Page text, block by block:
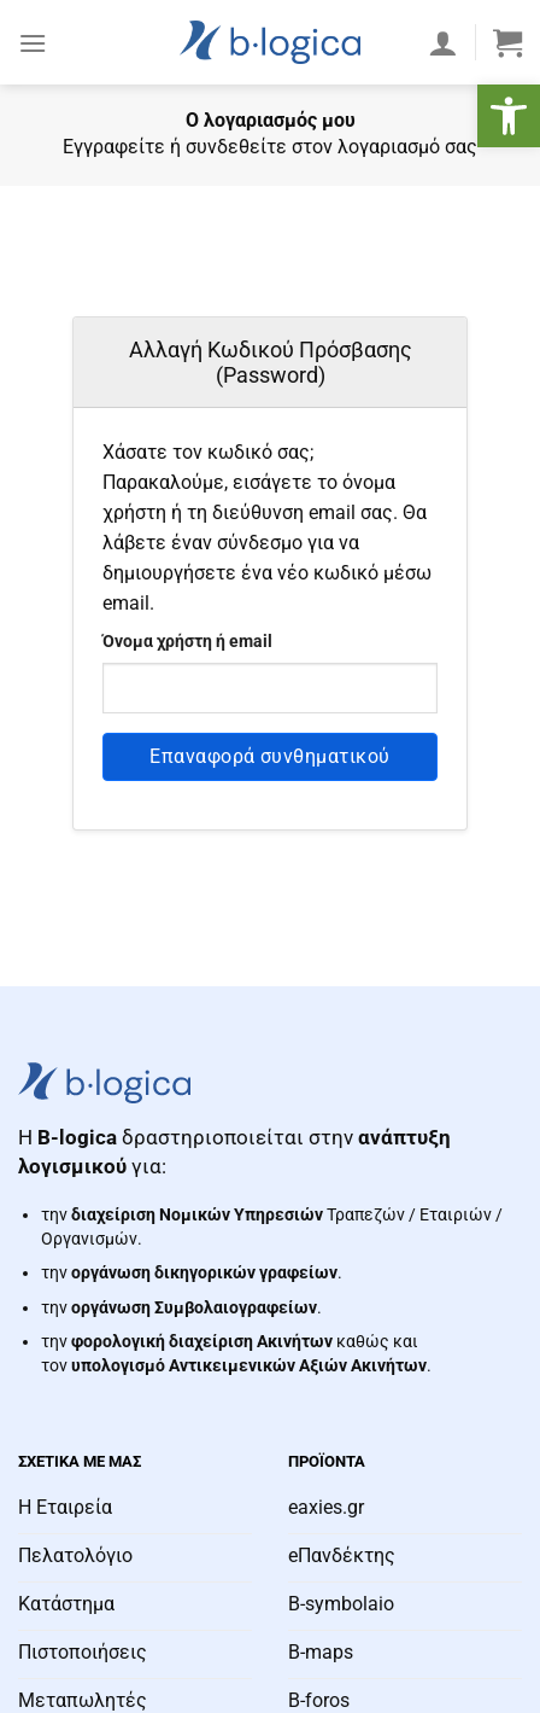
Ο λογαριασμός μου
Εγγραφείτε ή συνδεθείτε στον λογαριασμό σας
Αλλαγή Κωδικού Πρόσβασης
(Password)
Χάσατε τον κωδικό σας;
Παρακαλούμε, εισάγετε το όνομα
χρήστη ή τη διεύθυνση email σας. Θα
λάβετε έναν σύνδεσμο για να
δημιουργήσετε ένα νέο κωδικό μέσω
email.
Όνομα χρήστη ή email
Επαναφορά συνθηματικού
Η B-logica δραστηριοποιείται στην ανάπτυξη
λογισμικού για:
τηνδιαχείριση Νομικών ΥπηρεσιώνΤραπεζών / Εταιριών /
Οργανισμών.
τηνοργάνωση δικηγορικών γραφείων.
τηνοργάνωση Συμβολαιογραφείων.
τηνφορολογική διαχείριση Ακινήτωνκαθώς και
τονυπολογισμό Αντικειμενικών Αξιών Ακινήτων.
ΣΧΕΤΙΚΑ ΜΕ ΜΑΣ
Η Εταιρεία
Πελατολόγιο
Κατάστημα
Πιστοποιήσεις
Μεταπωλητές
ΠΡΟΪΌΝΤΑ
eaxies.gr
eΠανδέκτης
B-symbolaio
B-maps
B-foros